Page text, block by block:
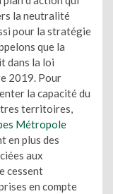
la neutralité
pour la stratégie
que la
dans la loi
2019. Pour
la capacité du
territoires,
Métropole
en plus des
aux
cessent
en compte